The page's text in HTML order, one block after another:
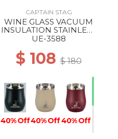
CAPTAIN STAG
WINE GLASS VACUUM
INSULATION STAINLESS
TUMBLER 240 BLACK
UE-3588
$ 108$ 180
40% Off40% Off40% Off